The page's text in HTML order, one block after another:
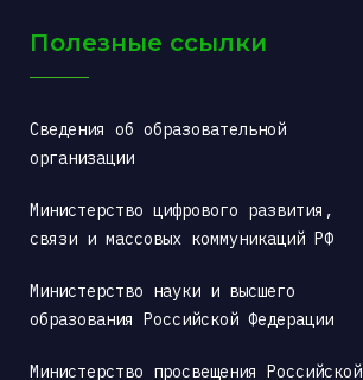
Полезные ссылки
Сведения об образовательной
организации
Министерство цифрового развития,
связи и массовых коммуникаций РФ
Министерство науки и высшего
образования Российской Федерации
Министерство просвещения Российской